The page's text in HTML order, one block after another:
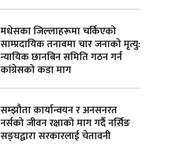
मधेसका जिल्लाहरूमा चर्किएको
साम्प्रदायिक तनावमा चार जनाको मृत्यु:
न्यायिक छानबिन समिति गठन गर्न
कांग्रेसको कडा माग
सम्झौता कार्यान्वयन र अनसनरत
नर्सको जीवन रक्षाको माग गर्दै नर्सिङ
सङ्घद्वारा सरकारलाई चेतावनी